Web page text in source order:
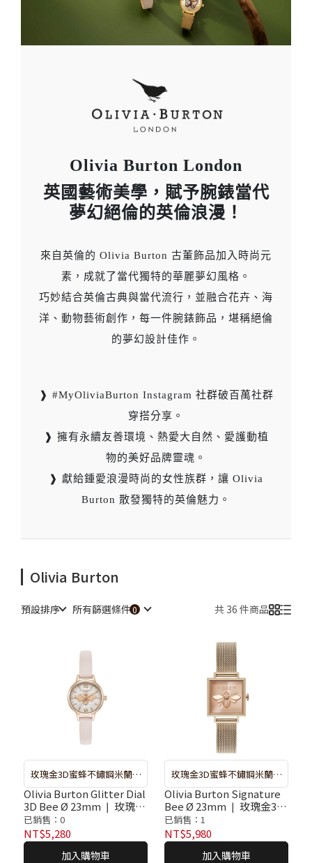
Olivia Burton London
英國藝術美學，賦予腕錶當代
夢幻絕倫的英倫浪漫！
來自英倫的 Olivia Burton 古董飾品加入時尚元
素，成就了當代獨特的華麗夢幻風格。
巧妙結合英倫古典與當代流行，並融合花卉、海
洋、動物藝術創作，每一件腕錶飾品，堪稱絕倫
的夢幻設計佳作。
❱ #MyOliviaBurton Instagram 社群破百萬社群
穿搭分享。
❱ 擁有永續友善環境、熱愛大自然、愛護動植
物的美好品牌靈魂。
❱ 獻給鍾愛浪漫時尚的女性族群，讓 Olivia
Burton 散發獨特的英倫魅力。
Olivia Burton
預設排序 所有篩選條件 共 36 件商品
玫瑰金3D蜜蜂不鏽鋼米蘭腕
錶 ❘ 較長備貨期：約７－１
０天出貨，如遇斷貨系統將
自動取消訂單，再請重新選
Olivia Burton Glitter Dial
3D Bee Ø 23mm ❘ 玫瑰金
閃耀3D蜜蜂面嫣粉皮革腕
錶
已銷售：0
NT$5,280
加入購物車
玫瑰金3D蜜蜂不鏽鋼米蘭腕
錶 ❘ 較長備貨期：約７－１
０天出貨，如遇斷貨系統將
自動取消訂單，再請重新選
Olivia Burton Signature
Bee Ø 23mm ❘ 玫瑰金3D
蜜蜂不鏽鋼米蘭腕錶
已銷售：1
NT$5,980
加入購物車